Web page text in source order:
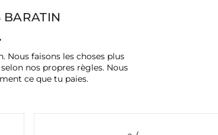
BARATIN
Nous faisons les choses plus
nos propres règles. Nous
ce que tu paies.